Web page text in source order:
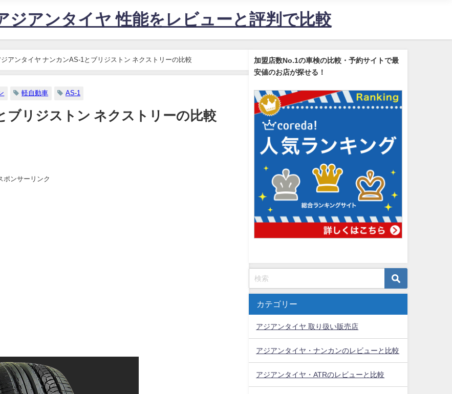
ジアンタイヤ 性能をレビューと評判で比較
ジアンタイヤ ナンカンAS-1とブリジストン ネクストリーの比較
軽自動車 AS-1
ブリジストン ネクストリーの比較
ポンサーリンク
加盟店数No.1の車検の比較・予約サイトで最
安値のお店が探せる！
カテゴリー
アジアンタイヤ 取り扱い販売店
アジアンタイヤ・ナンカンのレビューと比較
アジアンタイヤ・ATRのレビューと比較